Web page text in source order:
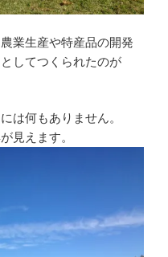
業生産や特産品の開発
してつくられたのが
は何もありません。
見えます。